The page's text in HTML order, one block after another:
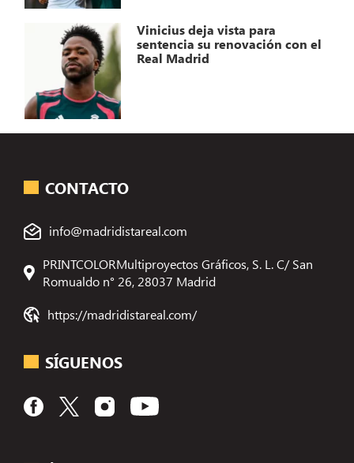
Vinicius deja vista para
sentencia su renovación con el
Real Madrid
CONTACTO
info@madridistareal.com
PRINTCOLORMultiproyectos Gráficos, S. L. C/ San
Romualdo n° 26, 28037 Madrid
https://madridistareal.com/
SÍGUENOS